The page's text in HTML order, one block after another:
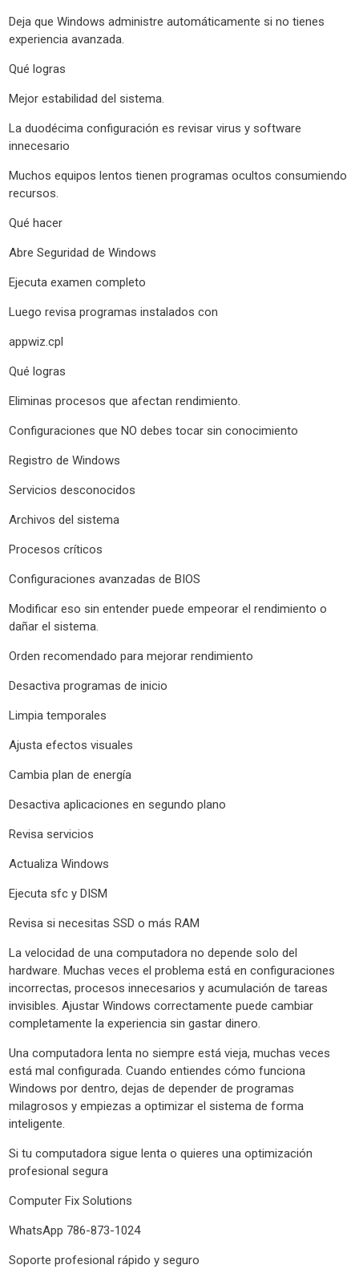
Deja que Windows administre automáticamente si no tienes
experiencia avanzada.
Qué logras
Mejor estabilidad del sistema.
La duodécima configuración es revisar virus y software
innecesario
Muchos equipos lentos tienen programas ocultos consumiendo
recursos.
Qué hacer
Abre Seguridad de Windows
Ejecuta examen completo
Luego revisa programas instalados con
appwiz.cpl
Qué logras
Eliminas procesos que afectan rendimiento.
Configuraciones que NO debes tocar sin conocimiento
Registro de Windows
Servicios desconocidos
Archivos del sistema
Procesos críticos
Configuraciones avanzadas de BIOS
Modificar eso sin entender puede empeorar el rendimiento o
dañar el sistema.
Orden recomendado para mejorar rendimiento
Desactiva programas de inicio
Limpia temporales
Ajusta efectos visuales
Cambia plan de energía
Desactiva aplicaciones en segundo plano
Revisa servicios
Actualiza Windows
Ejecuta sfc y DISM
Revisa si necesitas SSD o más RAM
La velocidad de una computadora no depende solo del
hardware. Muchas veces el problema está en configuraciones
incorrectas, procesos innecesarios y acumulación de tareas
invisibles. Ajustar Windows correctamente puede cambiar
completamente la experiencia sin gastar dinero.
Una computadora lenta no siempre está vieja, muchas veces
está mal configurada. Cuando entiendes cómo funciona
Windows por dentro, dejas de depender de programas
milagrosos y empiezas a optimizar el sistema de forma
inteligente.
Si tu computadora sigue lenta o quieres una optimización
profesional segura
Computer Fix Solutions
WhatsApp 786-873-1024
Soporte profesional rápido y seguro